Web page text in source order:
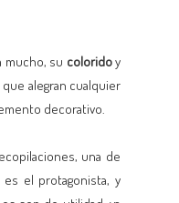
mucho, su coloridoy
alegran cualquier
decorativo.
una de
el protagonista, y